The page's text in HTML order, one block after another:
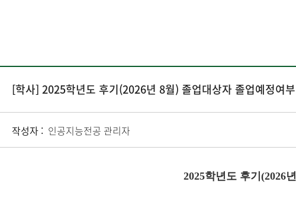
[학사] 2025학년도 후기(2026년 8월) 졸업대상자 졸업예정여
작성자 : 인공지능전공 관리자
2025학년도 후기(2026